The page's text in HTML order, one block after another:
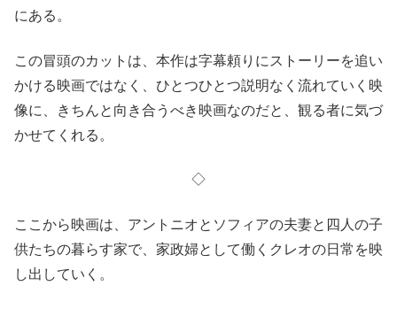
にある。
この冒頭のカットは、本作は字幕頼りにストーリーを追い
かける映画ではなく、ひとつひとつ説明なく流れていく映
像に、きちんと向き合うべき映画なのだと、観る者に気づ
かせてくれる。
◇
ここから映画は、アントニオとソフィアの夫妻と四人の子
供たちの暮らす家で、家政婦として働くクレオの日常を映
し出していく。